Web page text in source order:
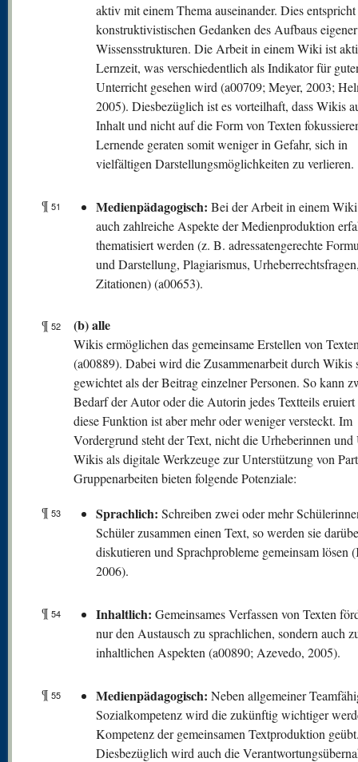
aktiv mit einem Thema auseinander. Dies
konstruktivistischen Gedanken des Aufbaus eigener
Wissensstrukturen. Die Arbeit in einem Wiki ist
Lernzeit, was verschiedentlich als Indikator für
Unterricht gesehen wird (a00709; Meyer, 2003;
2005). Diesbezüglich ist es vorteilhaft, dass Wikis
Inhalt und nicht auf die Form von Texten
Lernende geraten somit weniger in Gefahr, sich in
vielfältigen Darstellungsmöglichkeiten zu verlieren.
¶ 51 Medienpädagogisch: Bei der Arbeit in einem
auch zahlreiche Aspekte der Medienproduktion
thematisiert werden (z. B. adressatengerechte
und Darstellung, Plagiarismus,
Zitationen) (a00653).
¶ 52 (b) alle
Wikis ermöglichen das gemeinsame Erstellen von
(a00889). Dabei wird die Zusammenarbeit durch Wikis
gewichtet als der Beitrag einzelner Personen. So kann
Bedarf der Autor oder die Autorin jedes Textteils
diese Funktion ist aber mehr oder weniger versteckt. Im
Vordergrund steht der Text, nicht die Urheberinnen und
Wikis als digitale Werkzeuge zur Unterstützung von
Gruppenarbeiten bieten folgende Potenziale:
¶ 53 Sprachlich: Schreiben zwei oder mehr
Schüler zusammen einen Text, so werden sie
diskutieren und Sprachprobleme gemeinsam lösen
2006).
¶ 54 Inhaltlich: Gemeinsames Verfassen von Texten
nur den Austausch zu sprachlichen, sondern auch
inhaltlichen Aspekten (a00890; Azevedo, 2005).
¶ 55 Medienpädagogisch: Neben allgemeiner
Sozialkompetenz wird die zukünftig wichtiger
Kompetenz der gemeinsamen Textproduktion
Diesbezüglich wird auch die